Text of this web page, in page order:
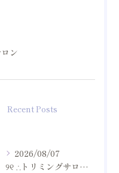
ン
Recent Posts
2026/08/07
୨୧ ∴トリミングサロン∴ ୨୧